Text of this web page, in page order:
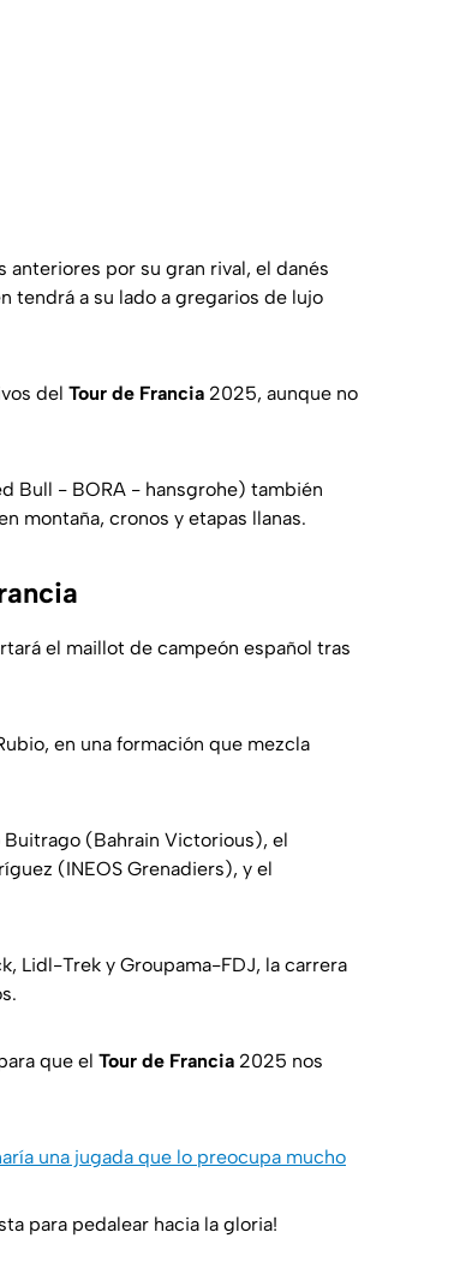
anteriores por su gran rival, el danés
tendrá a su lado a gregarios de lujo
del Tour de Francia 2025, aunque no
Bull - BORA - hansgrohe) también
montaña, cronos y etapas llanas.
el maillot de campeón español tras
en una formación que mezcla
(Bahrain Victorious), el
(INEOS Grenadiers), y el
Lidl-Trek y Groupama-FDJ, la carrera
que el Tour de Francia 2025 nos
una jugada que lo preocupa mucho
para pedalear hacia la gloria!